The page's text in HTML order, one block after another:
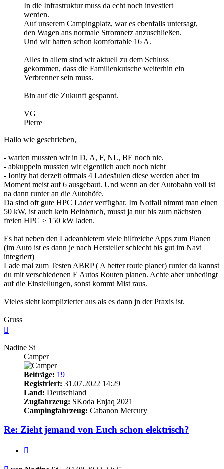
In die Infrastruktur muss da echt noch investiert
werden.
Auf unserem Campingplatz, war es ebenfalls untersagt,
den Wagen ans normale Stromnetz anzuschließen.
Und wir hatten schon komfortable 16 A.
Alles in allem sind wir aktuell zu dem Schluss
gekommen, dass die Familienkutsche weiterhin ein
Verbrenner sein muss.
Bin auf die Zukunft gespannt.
VG
Pierre
Hallo wie geschrieben,
- warten mussten wir in D, A, F, NL, BE noch nie.
- abkuppeln mussten wir eigentlich auch noch nicht
- Ionity hat derzeit oftmals 4 Ladesäulen diese werden aber im
Moment meist auf 6 ausgebaut. Und wenn an der Autobahn voll ist
na dann runter an die Autohöfe.
Da sind oft gute HPC Lader verfügbar. Im Notfall nimmt man einen
50 kW, ist auch kein Beinbruch, musst ja nur bis zum nächsten
freien HPC > 150 kW laden.
Es hat neben den Ladeanbietern viele hilfreiche Apps zum Planen
(im Auto ist es dann je nach Hersteller schlecht bis gut im Navi
integriert)
Lade mal zum Testen ABRP ( A better route planer) runter da kannst
du mit verschiedenen E Autos Routen planen. Achte aber unbedingt
auf die Einstellungen, sonst kommt Mist raus.
Vieles sieht komplizierter aus als es dann jn der Praxis ist.
Gruss
Nadine St
Camper
Beiträge: 19
Registriert: 31.07.2022 14:29
Land: Deutschland
Zugfahrzeug: SKoda Enjaq 2021
Campingfahrzeug: Cabanon Mercury
Re: Zieht jemand von Euch schon elektrisch?